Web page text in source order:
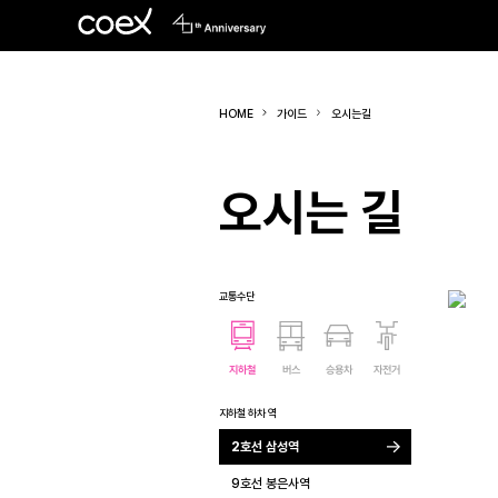
HOME 가이드 오시는길
오시는 길
교통수단
지하철 버스 승용차 자전거
지하철 하차 역
2호선 삼성역
9호선 봉은사역